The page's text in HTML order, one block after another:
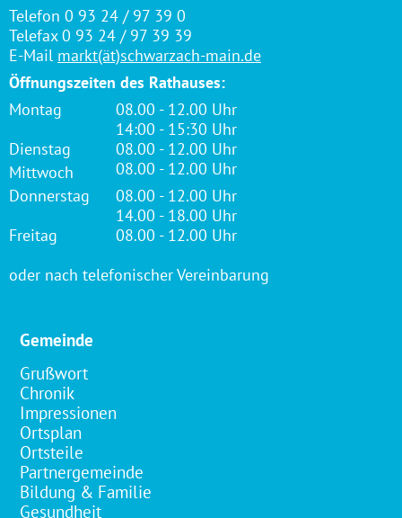
Telefon 0 93 24 / 97 39 0
Telefax 0 93 24 / 97 39 39
E-Mail markt(ät)schwarzach-main.de
Öffnungszeiten des Rathauses:
Montag
08.00 - 12.00 Uhr
14:00 - 15:30 Uhr
Dienstag
08.00 - 12.00 Uhr
Mittwoch
08.00 - 12.00 Uhr
Donnerstag
08.00 - 12.00 Uhr
14.00 - 18.00 Uhr
Freitag
08.00 - 12.00 Uhr
oder nach telefonischer Vereinbarung
Gemeinde
Grußwort
Chronik
Impressionen
Ortsplan
Ortsteile
Partnergemeinde
Bildung & Familie
Gesundheit